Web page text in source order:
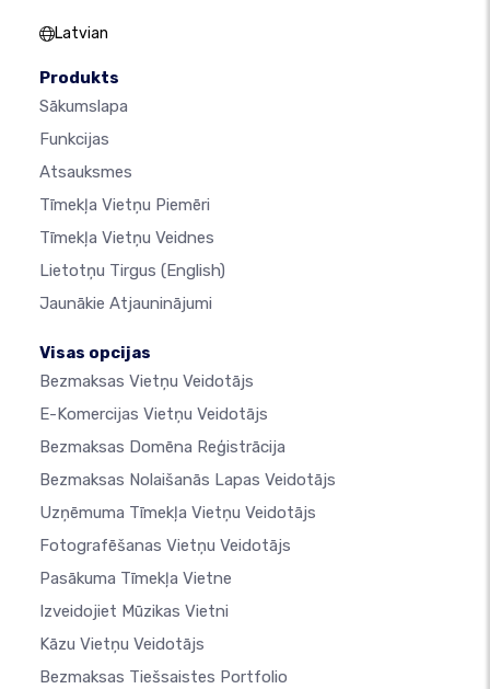
Latvian
Produkts
Sākumslapa
Funkcijas
Atsauksmes
Tīmekļa Vietņu Piemēri
Tīmekļa Vietņu Veidnes
Lietotņu Tirgus (English)
Jaunākie Atjauninājumi
Visas opcijas
Bezmaksas Vietņu Veidotājs
E-Komercijas Vietņu Veidotājs
Bezmaksas Domēna Reģistrācija
Bezmaksas Nolaišanās Lapas Veidotājs
Uzņēmuma Tīmekļa Vietņu Veidotājs
Fotografēšanas Vietņu Veidotājs
Pasākuma Tīmekļa Vietne
Izveidojiet Mūzikas Vietni
Kāzu Vietņu Veidotājs
Bezmaksas Tiešsaistes Portfolio